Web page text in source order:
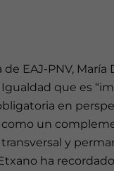
de EAJ-PNV,
que es
en
como un
y
ha